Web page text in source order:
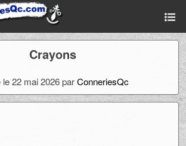
Crayons
le 22 mai 2026 parConneriesQc